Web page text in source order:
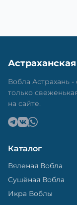
Вобла Астрахань
только
на сайте.
Каталог
Вяленая Вобла
Сушёная Вобла
Икра Воблы